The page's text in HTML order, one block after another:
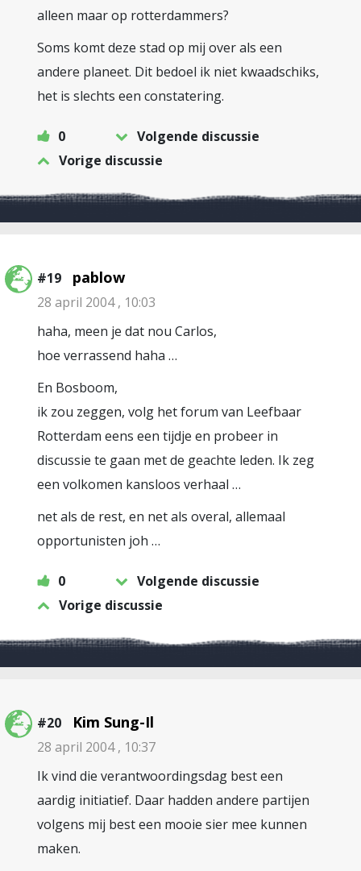
alleen maar op rotterdammers?
Soms komt deze stad op mij over als een
andere planeet. Dit bedoel ik niet kwaadschiks,
het is slechts een constatering.
0
Volgende discussie
Vorige discussie
#19 pablow
28 april 2004 , 10:03
haha, meen je dat nou Carlos,
hoe verrassend haha …
En Bosboom,
ik zou zeggen, volg het forum van Leefbaar
Rotterdam eens een tijdje en probeer in
discussie te gaan met de geachte leden. Ik zeg
een volkomen kansloos verhaal …
net als de rest, en net als overal, allemaal
opportunisten joh …
0
Volgende discussie
Vorige discussie
#20 Kim Sung-Il
28 april 2004 , 10:37
Ik vind die verantwoordingsdag best een
aardig initiatief. Daar hadden andere partijen
volgens mij best een mooie sier mee kunnen
maken.